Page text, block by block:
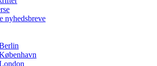
nyhedsbreve